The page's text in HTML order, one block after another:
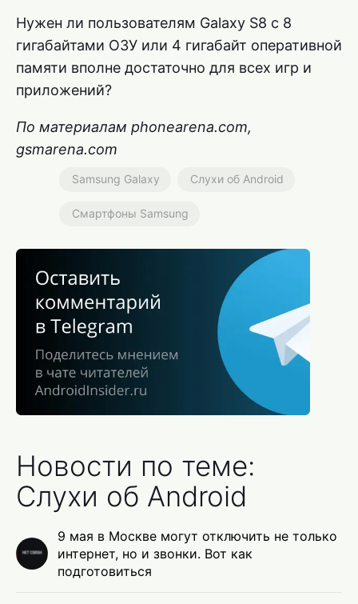
Нужен ли пользователям Galaxy S8 с 8
гигабайтами ОЗУ или 4 гигабайт оперативной
памяти вполне достаточно для всех игр и
приложений?
По материалам phonearena.com,
gsmarena.com
Samsung Galaxy Слухи об Android
Смартфоны Samsung
Новости по теме:
Слухи об Android
9 мая в Москве могут отключить не только
интернет, но и звонки. Вот как
подготовиться